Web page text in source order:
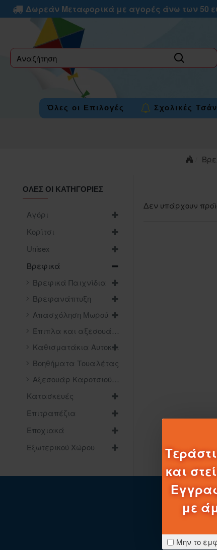
και
με
Μην το
Δωρεάν Μεταφορικά με αγορές άνω των 50
label
Όλες οι Επιλογές Σχολικές
ΌΛΕΣ ΟΙ ΚΑΤΗΓΟΡΊΕΣ
Αγόρι
Κορίτσι
Unisex
Βρεφικά
Βρεφικά Παιχνίδια
Βρεφανάπτυξη
Απασχόληση Μωρού
Καθισματάκια Αυτοκινήτου
Βοηθήματα Τουαλέτας
Κατασκευές
Επιτραπέζια
Εποχιακά
Εξωτερικού Χώρου
Δεν υπάρχουν